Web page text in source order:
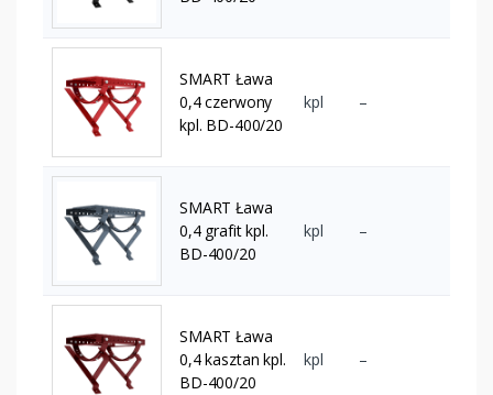
SMART Ława
0,4 czerwony
kpl. BD-400/20
kpl –
SMART Ława
0,4 grafit kpl.
BD-400/20
kpl –
SMART Ława
0,4 kasztan kpl.
BD-400/20
kpl –